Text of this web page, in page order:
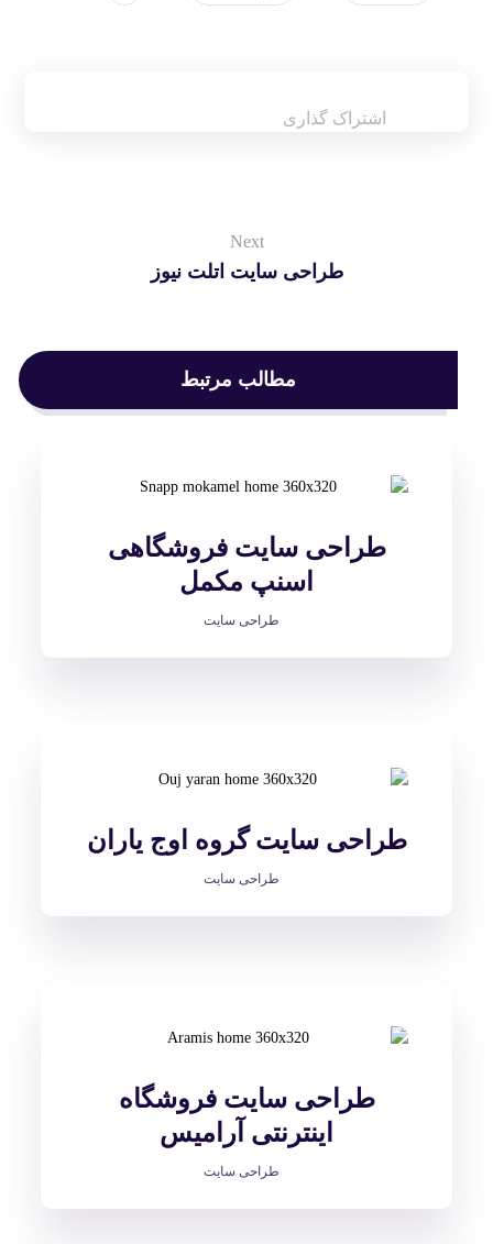
Next
طراحی سایت اتلت نیوز
مطالب مرتبط
طراحی سایت فروشگاهی
اسنپ مکمل
طراحی سایت
طراحی سایت گروه اوج یاران
طراحی سایت
طراحی سایت فروشگاه
اینترنتی آرامیس
طراحی سایت